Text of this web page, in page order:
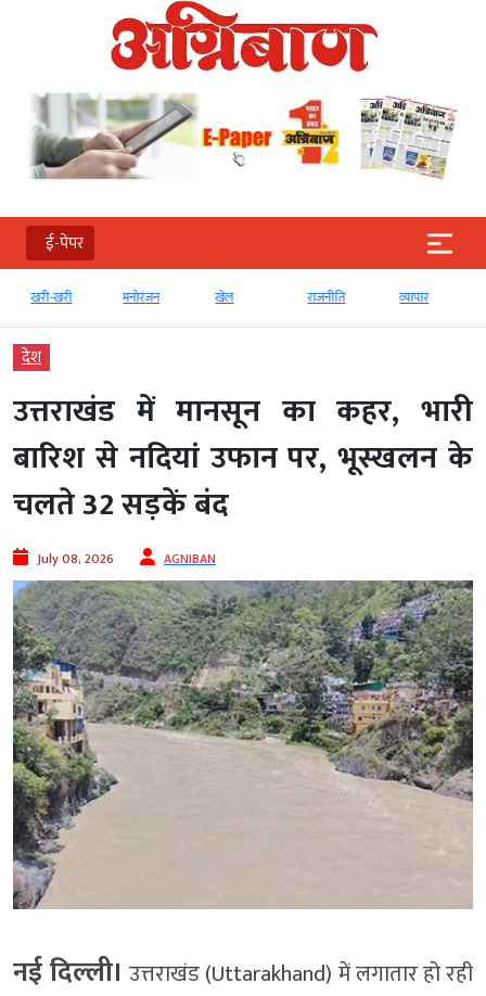
ई-पेपर
खरी-खरी मनोरंजन खेल राजनीति व्‍यापार
देश
उत्तराखंड में मानसून का कहर, भारी
बारिश से नदियां उफान पर, भूस्खलन के
चलते 32 सड़कें बंद
July 08, 2026 AGNIBAN
नई दिल्ली। उत्तराखंड (Uttarakhand) में लगातार हो रही